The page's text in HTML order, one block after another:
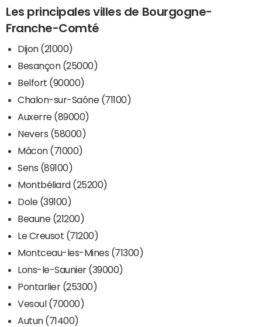
Les principales villes de Bourgogne-
Franche-Comté
Dijon (21000)
Besançon (25000)
Belfort (90000)
Chalon-sur-Saône (71100)
Auxerre (89000)
Nevers (58000)
Mâcon (71000)
Sens (89100)
Montbéliard (25200)
Dole (39100)
Beaune (21200)
Le Creusot (71200)
Montceau-les-Mines (71300)
Lons-le-Saunier (39000)
Pontarlier (25300)
Vesoul (70000)
Autun (71400)